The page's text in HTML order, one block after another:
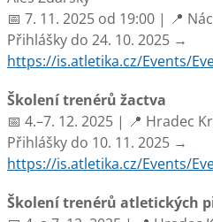
📅 7. 11. 2025 od 19:00 | 📍
Přihlášky do 24. 10. 2025 →
https://is.atletika.cz/Events/
Školení trenérů žactva
📅 4.–7. 12. 2025 | 📍 Hradec
Přihlášky do 10. 11. 2025 →
https://is.atletika.cz/Events/
Školení trenérů atletických